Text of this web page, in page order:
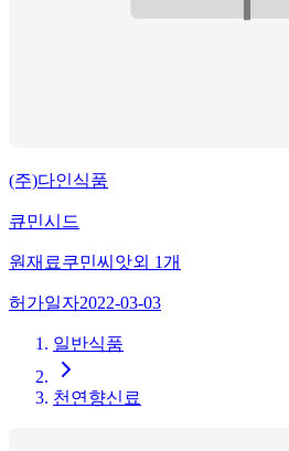
(주)다인식품
큐민시드
원재료쿠민씨앗외 1개
허가일자2022-03-03
일반식품
천연향신료